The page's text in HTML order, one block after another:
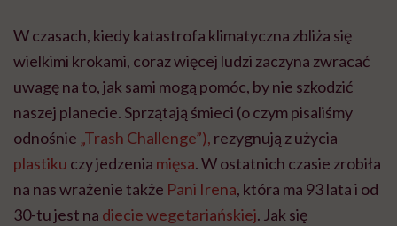
W czasach, kiedy katastrofa klimatyczna zbliża się
wielkimi krokami, coraz więcej ludzi zaczyna zwracać
uwagę na to, jak sami mogą pomóc, by nie szkodzić
naszej planecie. Sprzątają śmieci (o czym pisaliśmy
odnośnie „Trash Challenge”), rezygnują z użycia
plastiku czy jedzenia mięsa. W ostatnich czasie zrobiła
na nas wrażenie także Pani Irena, która ma 93 lata i od
30-tu jest na diecie wegetariańskiej. Jak się